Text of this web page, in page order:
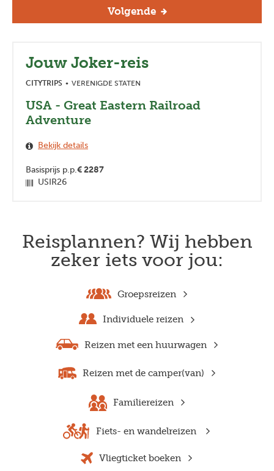
Volgende
Jouw Joker-reis
CITYTRIPS VERENIGDE STATEN
USA - Great Eastern Railroad
Adventure
Bekijk details
Basisprijs p.p.€2287
USIR26
Reisplannen? Wij hebben
zeker iets voor jou:
Groepsreizen
Individuele reizen
Reizen met een huurwagen
Reizen met de camper(van)
Familiereizen
Fiets- en wandelreizen
Vliegticket boeken